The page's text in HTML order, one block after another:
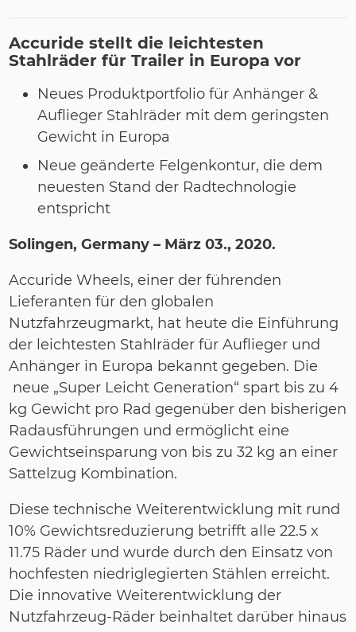
Accuridestellt die leichtesten
Stahlräder für Trailer in Europa vor
Neues Produktportfolio für Anhänger &
Auflieger Stahlräder mit dem geringsten
Gewicht in Europa
Neue geänderte Felgenkontur, die dem
neuesten Stand der Radtechnologie
entspricht
Solingen, Germany – März 03., 2020.
Accuride Wheels, einer der führenden
Lieferanten für den globalen
Nutzfahrzeugmarkt, hat heute die Einführung
der leichtesten Stahlräder für Auflieger und
Anhänger in Europa bekannt gegeben. Die
neue „Super Leicht Generation“ spart bis zu 4
kg Gewicht pro Rad gegenüber den bisherigen
Radausführungen und ermöglicht eine
Gewichtseinsparung von bis zu 32 kg an einer
Sattelzug Kombination.
Diese technische Weiterentwicklung mit rund
10% Gewichtsreduzierung betrifft alle 22.5 x
11.75 Räder und wurde durch den Einsatz von
hochfesten niedriglegierten Stählen erreicht.
Die innovative Weiterentwicklung der
Nutzfahrzeug-Räder beinhaltet darüber hinaus